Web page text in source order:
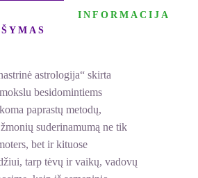
INFORMACIJA
astrologija“ skirta
besidomintiems
paprastų metodų,
suderinamumą ne tik
bet ir kituose
tarp tėvų ir vaikų, vadovų